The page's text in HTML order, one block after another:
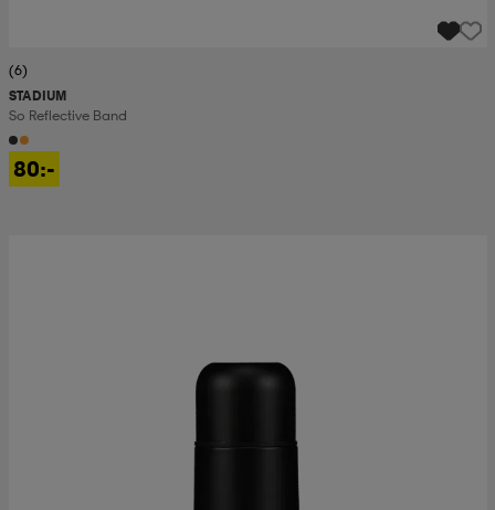
(6)
STADIUM
So Reflective Band
80:-